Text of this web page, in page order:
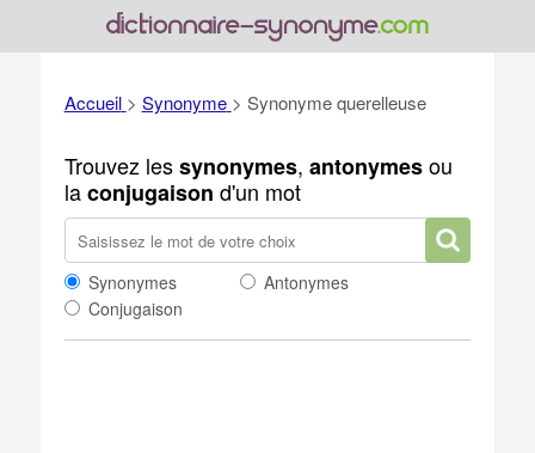
Accueil > Synonyme > Synonyme querelleuse
Trouvez lessynonymes, antonymesou
laconjugaison d'un mot
Synonymes
Antonymes
Conjugaison